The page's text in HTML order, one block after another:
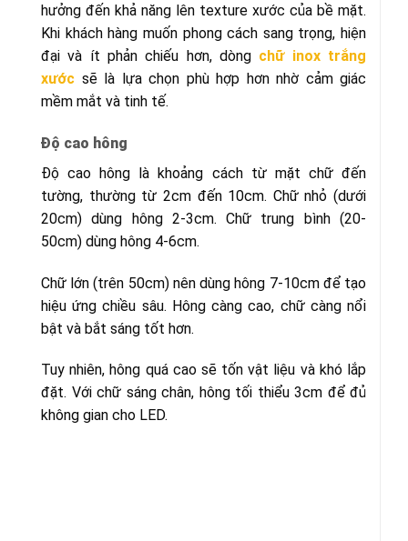
hưởng đến khả năng lên texture xước của bề mặt.
Khi khách hàng muốn phong cách sang trọng, hiện
đại và ít phản chiếu hơn, dòng chữ inox trắng
xước sẽ là lựa chọn phù hợp hơn nhờ cảm giác
mềm mắt và tinh tế.
Độ cao hông
Độ cao hông là khoảng cách từ mặt chữ đến
tường, thường từ 2cm đến 10cm. Chữ nhỏ (dưới
20cm) dùng hông 2-3cm. Chữ trung bình (20-
50cm) dùng hông 4-6cm.
Chữ lớn (trên 50cm) nên dùng hông 7-10cm để tạo
hiệu ứng chiều sâu. Hông càng cao, chữ càng nổi
bật và bắt sáng tốt hơn.
Tuy nhiên, hông quá cao sẽ tốn vật liệu và khó lắp
đặt. Với chữ sáng chân, hông tối thiểu 3cm để đủ
không gian cho LED.